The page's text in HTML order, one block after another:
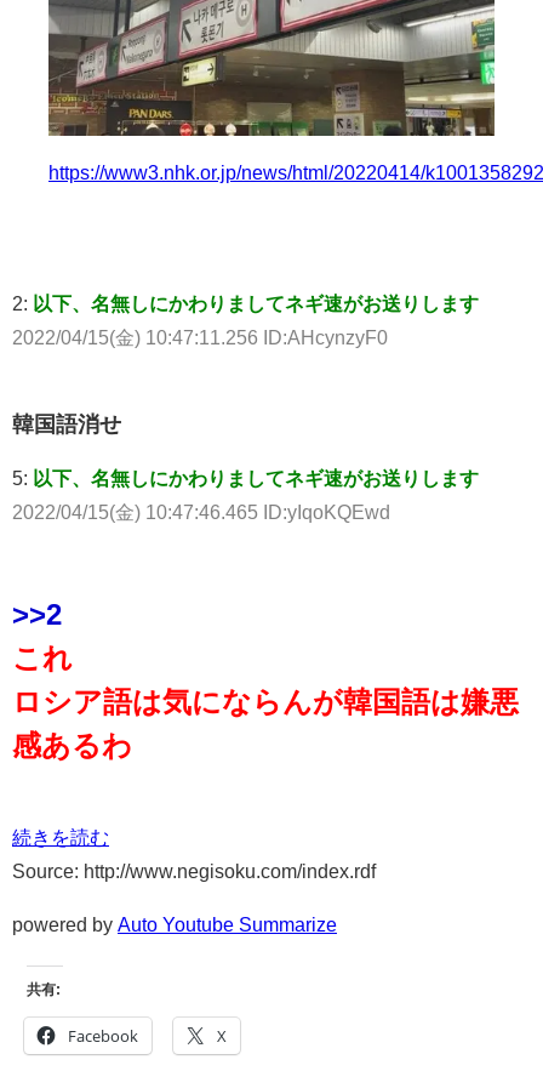
https://www3.nhk.or.jp/news/html/20220414/
2: 以下、名無しにかわりましてネギ速がお送りします
2022/04/15(金) 10:47:11.256 ID:AHcynzyF0
韓国語消せ
5: 以下、名無しにかわりましてネギ速がお送りします
2022/04/15(金) 10:47:46.465 ID:yIqoKQEwd
>>2
これ
ロシア語は気にならんが韓国語は嫌悪
感あるわ
続きを読む
Source: http://www.negisoku.com/index.rdf
powered by Auto Youtube Summarize
共有:
Facebook X